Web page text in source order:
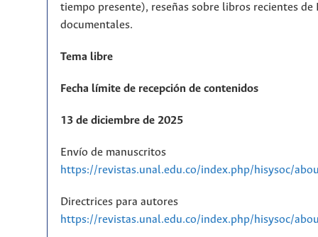
tiempo presente), reseñas sobre libros recientes
documentales.
Tema libre
Fecha límite de recepción de contenidos
13 de diciembre de 2025
Envío de manuscritos
https://revistas.unal.edu.co/index.php/hisysoc/
Directrices para autores
https://revistas.unal.edu.co/index.php/hisysoc/